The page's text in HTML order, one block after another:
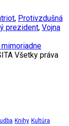
, Protivzdušná
prezident, Vojna
mimoriadne
Všetky práva
Knihy Kultúra